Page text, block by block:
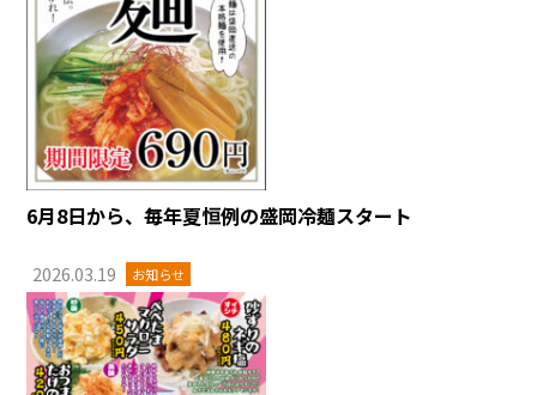
6月8日から、毎年夏恒例の盛岡冷麺スタート
2026.03.19 お知らせ